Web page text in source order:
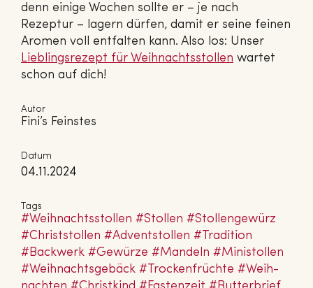
denn einige Wochen sollte er – je nach
Rezeptur – lagern dürfen, damit er seine feinen
Aromen voll entfalten kann. Also los: Unser
Lieb­lings­re­zept für Weih­nachts­stol­len wartet
schon auf dich!
Autor
Fini’s Feinstes
Datum
04.11.2024
Tags
#Weih­nachts­stol­len #Stollen #Stol­len­ge­würz
#Christ­stol­len #Ad­vent­stol­len #Tradition
#Backwerk #Gewürze #Mandeln #Mi­nis­tol­len
#Weih­nachts­ge­bäck #Tro­cken­früch­te #Weih­